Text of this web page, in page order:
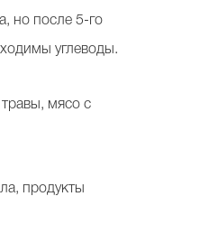
но после 5-го
углеводы.
мясо с
продукты